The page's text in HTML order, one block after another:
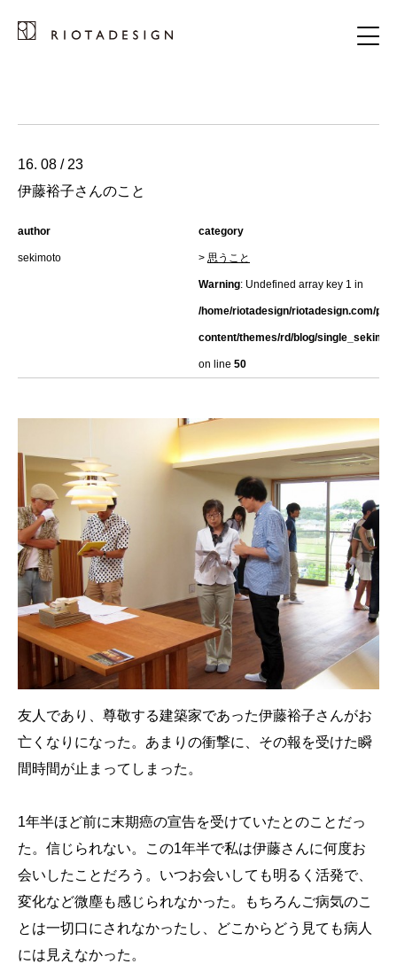
16. 08 / 23
伊藤裕子さんのこと
author
sekimoto
category
> 思うこと
Warning: Undefined array key 1 in
/home/riotadesign/riotadesign.com/
content/themes/rd/blog/
on line 50
友人であり、尊敬する建築家であった伊藤裕子さんがお
亡くなりになった。あまりの衝撃に、その報を受けた瞬
間時間が止まってしまった。
1年半ほど前に末期癌の宣告を受けていたとのことだっ
た。信じられない。この1年半で私は伊藤さんに何度お
会いしたことだろう。いつお会いしても明るく活発で、
変化など微塵も感じられなかった。もちろんご病気のこ
とは一切口にされなかったし、どこからどう見ても病人
には見えなかった。